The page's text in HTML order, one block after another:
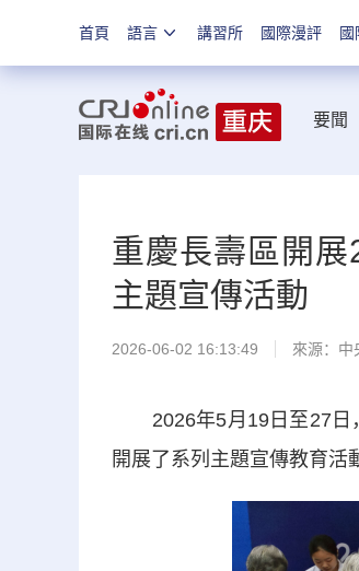
首頁 語言 講習所 國際漫評
要聞
重慶長壽區開展
主題宣傳活動
2026-06-02 16:13:49 來源：中
2026年5月19日至27日，
開展了系列主題宣傳教育活